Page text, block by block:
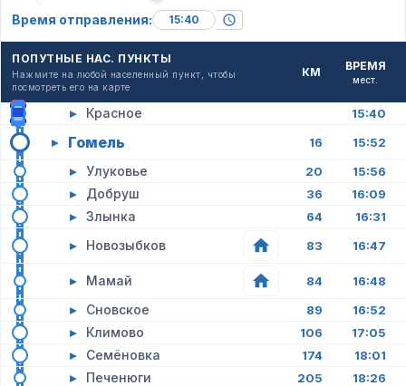
Время отправления:
ПОПУТНЫЕ НАС. ПУНКТЫ
Нажмите на любой населенный пункт, чтобы
посмотреть его на карте
КМ ВРЕМЯ
мест.
▸ Красное 15:40
▸ Гомель 16 15:52
▸ Улуковье 20 15:56
▸ Добруш 36 16:09
▸ Злынка 64 16:31
▸ Новозыбков 83 16:47
▸ Мамай 84 16:48
▸ Сновское 89 16:52
▸ Климово 106 17:05
▸ Семёновка 174 18:01
▸ Печенюги 205 18:26